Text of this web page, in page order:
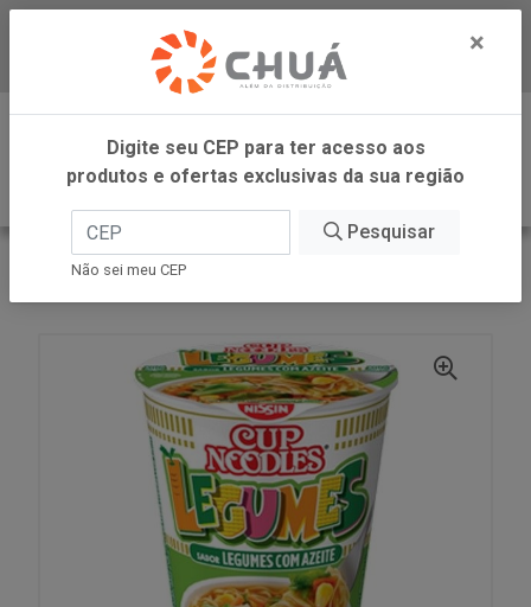
Baixe já nosso APP
0
INÍCIO
NISSIN
×
Digite seu CEP para ter acesso aos
produtos e ofertas exclusivas da sua região
Pesquisar
Não sei meu CEP